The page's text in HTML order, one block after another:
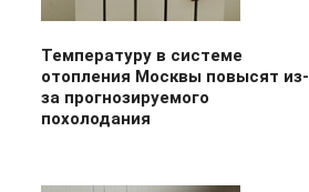
Температуру в системе
отопления Москвы повысят из-
за прогнозируемого
похолодания